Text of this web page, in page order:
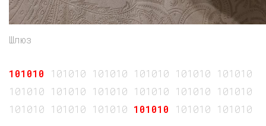
Шлюз
101010 101010 101010 101010 101010 101010
101010 101010 101010 101010 101010 101010
101010 101010 101010 101010 101010 101010